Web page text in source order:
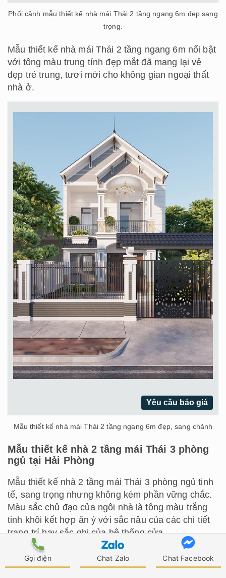
Gọi điện Chat Zalo Chat Facebook
Phối cảnh mẫu thiết kế nhà mái Thái 2 tầng ngang 6m đẹp sang
trọng.
Mẫu thiết kế nhà mái Thái 2 tầng ngang 6m nổi bật
với tông màu trung tính đẹp mắt đã mang lại vẻ
đẹp trẻ trung, tươi mới cho không gian ngoại thất
nhà ở.
Yêu cầu báo giá
Mẫu thiết kế nhà mái Thái 2 tầng ngang 6m đẹp, sang chảnh
Mẫu thiết kế nhà 2 tầng mái Thái 3 phòng
ngủ tại Hải Phòng
Mẫu thiết kế nhà 2 tầng mái Thái 3 phòng ngủ tinh
tế, sang trọng nhưng không kém phần vững chắc.
Màu sắc chủ đạo của ngôi nhà là tông màu trắng
tinh khôi kết hợp ăn ý với sắc nâu của các chi tiết
trang trí hay sắc ghi của hệ thống cửa.